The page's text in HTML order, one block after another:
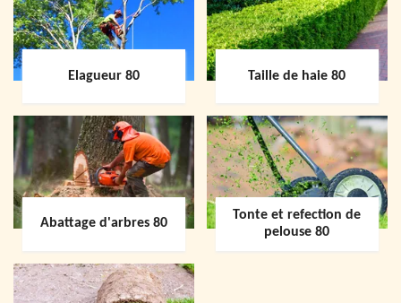
Elagueur 80 Taille de haie 80
Abattage d'arbres 80
Tonte et refection de
pelouse 80